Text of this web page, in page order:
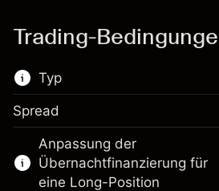
Trading-
Typ
Dieser Finanzmarkt steht für
Trading zur Verfügung.
Erfahren Sie mehr über:
Spread
Anpassung der
Übernachtfinanzierung für
eine Long-Position